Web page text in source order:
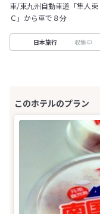
車/東九州自動車道「隼人
Ｃ」から車で８分
日本旅行 収集中